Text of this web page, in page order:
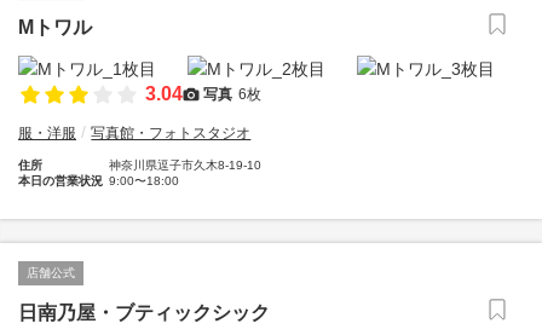
Мトワル
3.04 写真 6枚
服・洋服 写真館・フォトスタジオ
住所
神奈川県逗子市久木8-19-10
本日の営業状況 9:00〜18:00
店舗公式
日南乃屋・ブティックシック